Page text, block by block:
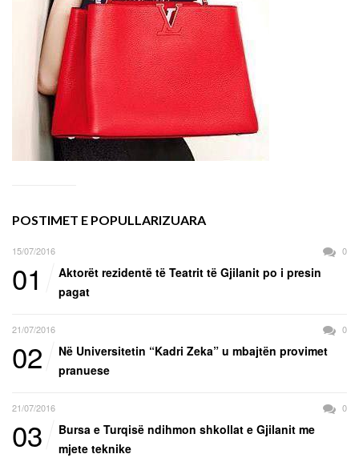
POSTIMET E POPULLARIZUARA
15/07/2016 0
01
Aktorët rezidentë të Teatrit të Gjilanit po i presin
pagat
21/07/2016 0
02
Në Universitetin “Kadri Zeka” u mbajtën provimet
pranuese
21/07/2016 0
03
Bursa e Turqisë ndihmon shkollat e Gjilanit me
mjete teknike